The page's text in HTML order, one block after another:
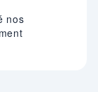
nos